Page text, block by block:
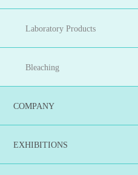
Laboratory Products
Bleaching
COMPANY
EXHIBITIONS